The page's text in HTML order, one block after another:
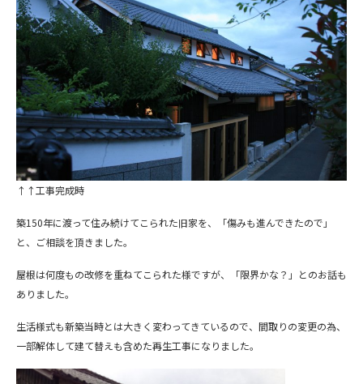
↑↑工事完成時
築150年に渡って住み続けてこられた旧家を、「傷みも進んできたので」
と、ご相談を頂きました。
屋根は何度もの改修を重ねてこられた様ですが、「限界かな？」とのお話も
ありました。
生活様式も新築当時とは大きく変わってきているので、間取りの変更の為、
一部解体して建て替えも含めた再生工事になりました。